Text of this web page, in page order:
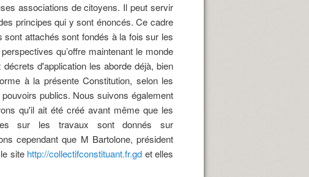
associations de citoyens. Il peut servir
principes qui y sont énoncés. Ce cadre
attachés sont fondés à la fois sur les
qu’offre maintenant le monde
d'application les aborde déjà, bien
à la présente Constitution, selon les
publics. Nous suivons également
qu'il ait été créé avant même que les
sur les travaux sont donnés sur
cependant que M Bartolone, président
site http://collectifconstituant.fr.gd et elles